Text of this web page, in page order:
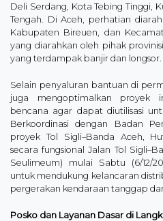
Deli Serdang, Kota Tebing Tinggi,
Tengah. Di Aceh, perhatian
Kabupaten Bireuen, dan
yang diarahkan oleh pihak
yang terdampak banjir dan longsor.
Selain penyaluran bantuan di
juga mengoptimalkan proyek
bencana agar dapat diutilisasi
Berkoordinasi dengan Badan
proyek Tol Sigli–Banda Aceh,
secara fungsional Jalan Tol
Seulimeum) mulai Sabtu (6/12/
untuk mendukung kelancaran
pergerakan kendaraan tanggap
Posko dan Layanan Dasar di